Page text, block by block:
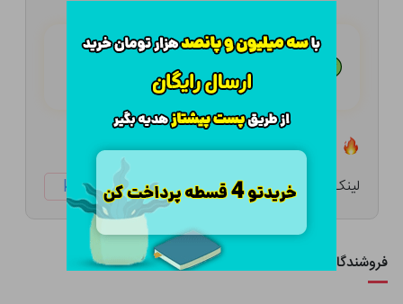
هـر قسط با تــرب‌پــی:۳۵,۳۵۳
لینک کوتاه: ketabtala.com/sbp-54206
فروشندگان این کالا